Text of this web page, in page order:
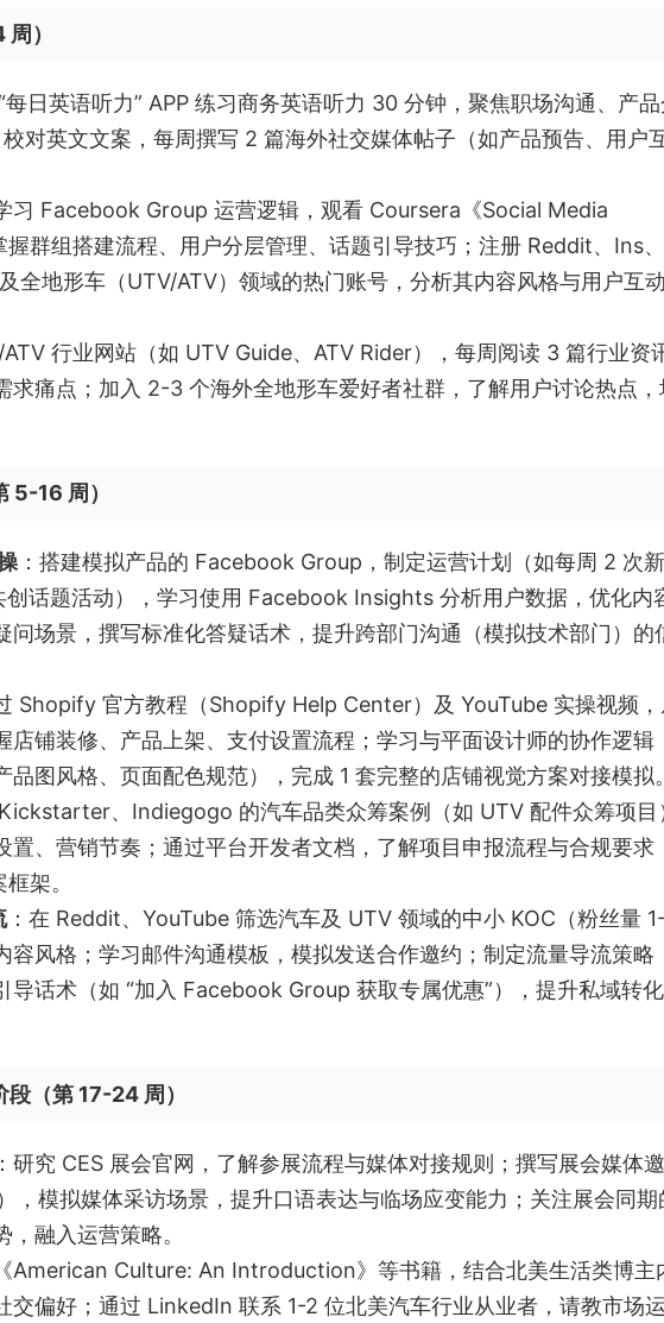
）
每日英语听力” APP 练习商务英语听力 30 分钟，聚焦职场沟通、产
对英文文案，每周撰写 2 篇海外社交媒体帖子（如产品预告、用户
习 Facebook Group 运营逻辑，观看 Coursera《Social Media
群组搭建流程、用户分层管理、话题引导技巧；注册 Reddit、Ins、
全地形车（UTV/ATV）领域的热门账号，分析其内容风格与用户互
ATV 行业网站（如 UTV Guide、ATV Rider），每周阅读 3 篇行业资
求痛点；加入 2-3 个海外全地形车爱好者社群，了解用户讨论热点，
5-16 周）
：搭建模拟产品的 Facebook Group，制定运营计划（如每周 2 次
创话题活动），学习使用 Facebook Insights 分析用户数据，优化内
问场景，撰写标准化答疑话术，提升跨部门沟通（模拟技术部门）的
Shopify 官方教程（Shopify Help Center）及 YouTube 实操视频
店铺装修、产品上架、支付设置流程；学习与平面设计师的协作逻辑
品图风格、页面配色规范），完成 1 套完整的店铺视觉方案对接模拟
Kickstarter、Indiegogo 的汽车品类众筹案例（如 UTV 配件众筹项目
置、营销节奏；通过平台开发者文档，了解项目申报流程与合规要求
架。
：在 Reddit、YouTube 筛选汽车及 UTV 领域的中小 KOC（粉丝量
容风格；学习邮件沟通模板，模拟发送合作邀约；制定流量导流策略
导话术（如 “加入 Facebook Group 获取专属优惠”），提升私域转
段（第 17-24 周）
：研究 CES 展会官网，了解参展流程与媒体对接规则；撰写展会媒体
，模拟媒体采访场景，提升口语表达与临场应变能力；关注展会同期
融入运营策略。
American Culture: An Introduction》等书籍，结合北美生活类博主
交偏好；通过 LinkedIn 联系 1-2 位北美汽车行业从业者，请教市场